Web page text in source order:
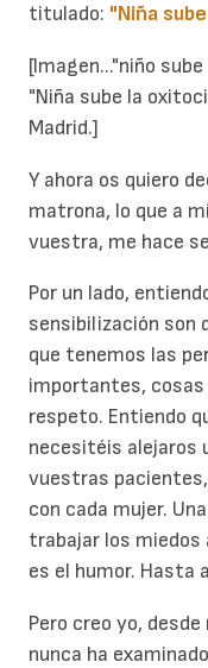
titulado: "Niña
[Imagen..."niño
"Niña sube la
Madrid.]
Y ahora os quiero
matrona, lo que a
vuestra, me hace
Por un lado,
sensibilización son
que tenemos las
importantes,
respeto. Entiendo
necesitéis alejaros
vuestras
con cada mujer.
trabajar los miedos
es el humor. Hasta
Pero creo yo,
nunca ha